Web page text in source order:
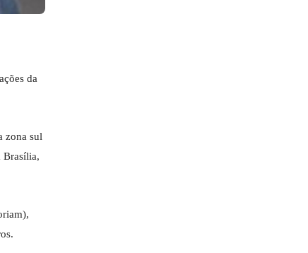
da
zona sul
Brasília,